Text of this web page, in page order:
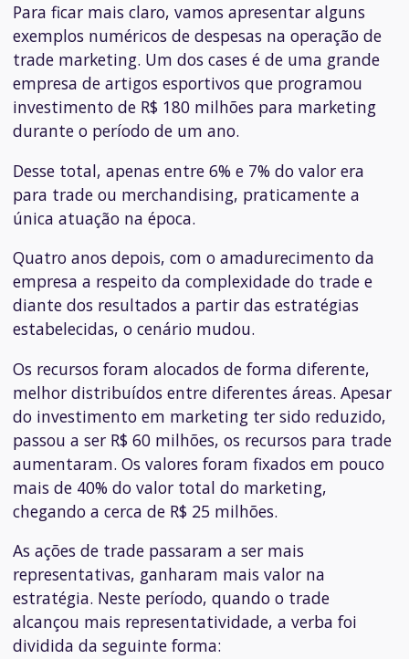
Para ficar mais claro, vamos apresentar alguns
exemplos numéricos de despesas na operação de
trade marketing. Um dos cases é de uma grande
empresa de artigos esportivos que programou
investimento de R$ 180 milhões para marketing
durante o período de um ano.
Desse total, apenas entre 6% e 7% do valor era
para trade ou merchandising, praticamente a
única atuação na época.
Quatro anos depois, com o amadurecimento da
empresa a respeito da complexidade do trade e
diante dos resultados a partir das estratégias
estabelecidas, o cenário mudou.
Os recursos foram alocados de forma diferente,
melhor distribuídos entre diferentes áreas. Apesar
do investimento em marketing ter sido reduzido,
passou a ser R$ 60 milhões, os recursos para trade
aumentaram. Os valores foram fixados em pouco
mais de 40% do valor total do marketing,
chegando a cerca de R$ 25 milhões.
As ações de trade passaram a ser mais
representativas, ganharam mais valor na
estratégia. Neste período, quando o trade
alcançou mais representatividade, a verba foi
dividida da seguinte forma: